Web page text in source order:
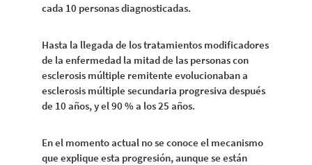
cada 10 personas diagnosticadas.
Hasta la llegada de los tratamientos modificadores
de la enfermedad la mitad de las personas con
esclerosis múltiple remitente evolucionaban a
esclerosis múltiple secundaria progresiva después
de 10 años, y el 90 % a los 25 años.
En el momento actual no se conoce el mecanismo
que explique esta progresión, aunque se están